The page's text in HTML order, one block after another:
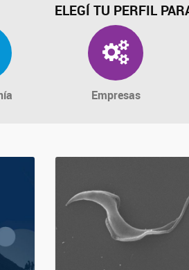
ELEGÍ TU PERFIL
Empresas